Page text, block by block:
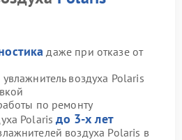
даже при отказе от
воздуха Polaris
по ремонту
Polarisдо 3-х лет
воздуха Polaris в